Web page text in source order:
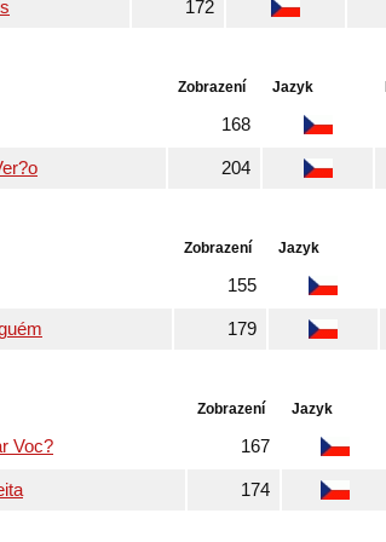
172
Zobrazení Jazyk
168
204
Zobrazení Jazyk
155
179
Zobrazení Jazyk
Voc? 167
174